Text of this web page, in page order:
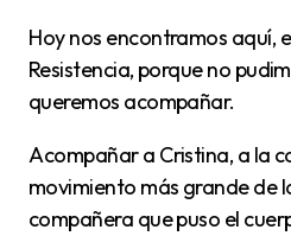
Hoy nos encontramos aquí, en las calles de
Resistencia, porque no
queremos acompañar.
Acompañar a Cristina, a la conductora del
movimiento más grande de
compañera que puso el